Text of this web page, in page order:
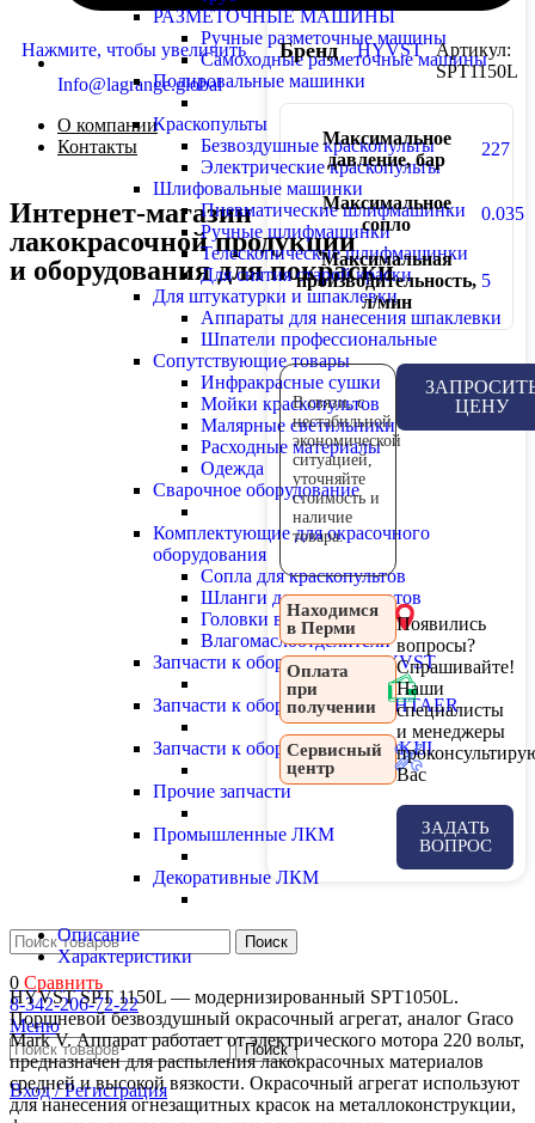
Info@lagrange.global
О компании
Контакты
Интернет-магазин
лакокрасочной продукции
и оборудования для покраски
РАЗМЕТОЧНЫЕ МАШИНЫ
Ручные разметочные машины
Самоходные разметочные машины
Полировальные машинки
Краскопульты
Безвоздушные краскопульты
Электрические краскопульты
Шлифовальные машинки
Пневматические шлифмашинки
Ручные шлифмашинки
Телескопические шлифмашинки
Для снятия старой краски
Для штукатурки и шпаклевки
Аппараты для нанесения шпаклевки
Шпатели профессиональные
Сопутствующие товары
Инфракрасные сушки
Мойки краскопультов
Малярные светильники
Расходные материалы
Одежда
Сварочное оборудование
Комплектующие для окрасочного
оборудования
Сопла для краскопультов
Шланги для краскопультов
Головки воздушные
Влагомаслоотделители
Запчасти к оборудованию HYVST
Запчасти к оборудованию SCHTAER
Запчасти к оборудованию YOKIJI
Прочие запчасти
Промышленные ЛКМ
Декоративные ЛКМ
Поиск
0 Сравнить
8-342-206-72-22
Меню
Поиск
Вход / Регистрация
Нажмите, чтобы увеличить Бренд HYVST
Артикул:
SPT1150L
Максимальное
давление, бар
227
Максимальное
сопло
0.035
Максимальная
производительность,
л/мин
5
В связи, с
нестабильной
экономической
ситуацией,
уточняйте
стоимость и
наличие
товара.
ЦЕНУ
Находимся
в Перми
Оплата
при
получении
Сервисный
центр
Появились
вопросы?
Спрашивайте!
Наши
специалисты
и менеджеры
Вас
ЗАДАТЬ
ВОПРОС
Описание
Характеристики
HYVST SPT 1150L — модернизированный SPT1050L.
Поршневой безвоздушный окрасочный агрегат, аналог Graco
Mark V. Аппарат работает от электрического мотора 220 вольт,
предназначен для распыления лакокрасочных материалов
средней и высокой вязкости. Окрасочный агрегат используют
для нанесения огнезащитных красок на металлоконструкции,